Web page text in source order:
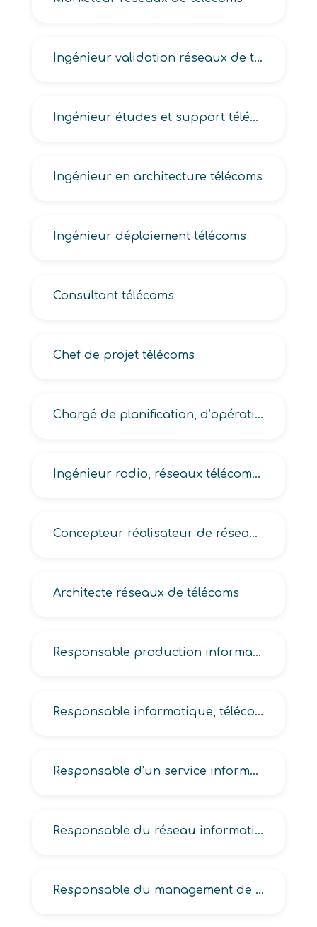
Ingénieur validation réseaux de télécoms
Ingénieur études et support télécoms
Ingénieur en architecture télécoms
Ingénieur déploiement télécoms
Consultant télécoms
Chef de projet télécoms
Chargé de planification, d’opération réseaux de télécoms
Ingénieur radio, réseaux télécoms, télécommunications, télécoms
Concepteur réalisateur de réseau télécoms
Architecte réseaux de télécoms
Responsable production informatique
Responsable informatique, télécoms
Responsable d’un service informatique, télécoms
Responsable du réseau informatique
Responsable du management de la DSI